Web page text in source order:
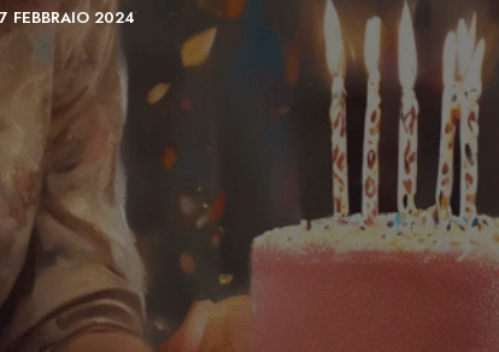
FEBBRAIO 2024